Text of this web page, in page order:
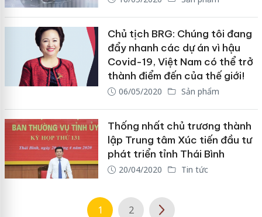
Chủ tịch BRG: Chúng tôi đang
đẩy nhanh các dự án vì hậu
Covid-19, Việt Nam có thể trở
thành điểm đến của thế giới!
06/05/2020 Sản phẩm
Thống nhất chủ trương thành
lập Trung tâm Xúc tiến đầu tư
phát triển tỉnh Thái Bình
20/04/2020 Tin tức
1 2